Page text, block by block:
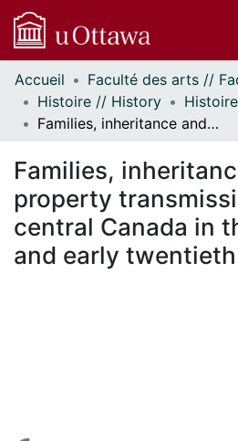
Communautés
et collections
Parcourir
À propos
Accueil
Histoire // History
Families, inheritance and property transmission in rural central Canada in the nineteenth and early twentieth centuries
Families,
property
central Canada in
and early